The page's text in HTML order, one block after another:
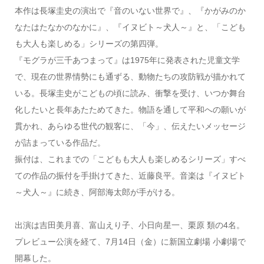
本作は長塚圭史の演出で『音のいない世界で』、『かがみのか
なたはたなかのなかに』、『イヌビト～犬人～』と、「こども
も大人も楽しめる」シリーズの第四弾。
『モグラが三千あつまって』は1975年に発表された児童文学
で、現在の世界情勢にも通ずる、動物たちの攻防戦が描かれて
いる。長塚圭史がこどもの頃に読み、衝撃を受け、いつか舞台
化したいと長年あたためてきた。物語を通して平和への願いが
貫かれ、あらゆる世代の観客に、「今」、伝えたいメッセージ
が詰まっている作品だ。
振付は、これまでの「こどもも大人も楽しめるシリーズ」すべ
ての作品の振付を手掛けてきた、近藤良平。音楽は『イヌビト
～犬人～』に続き、阿部海太郎が手がける。
出演は吉田美月喜、富山えり子、小日向星一、栗原 類の4名。
プレビュー公演を経て、7月14日（金）に新国立劇場 小劇場で
開幕した。